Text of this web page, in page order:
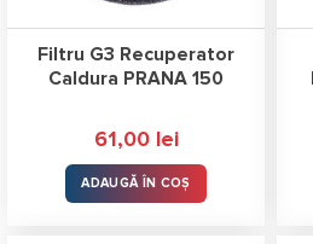
Filtru G3 Recuperator
Caldura PRANA 150
61,00 lei
ADAUGĂ ÎN COȘ